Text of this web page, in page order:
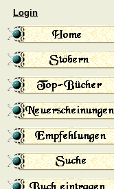
Login